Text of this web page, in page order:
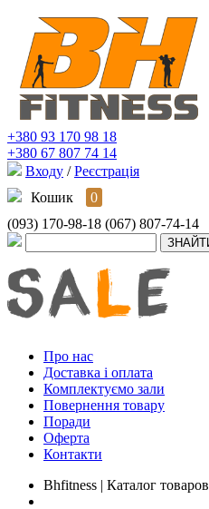
+380 93 170 98 18
+380 67 807 74 14
Входу / Реєстрація
Кошик
0
(093) 170-98-18 (067) 807-74-14
Про нас
Доставка і оплата
Комплектуємо зали
Повернення товару
Поради
Оферта
Контакти
Bhfitness | Каталог товаров